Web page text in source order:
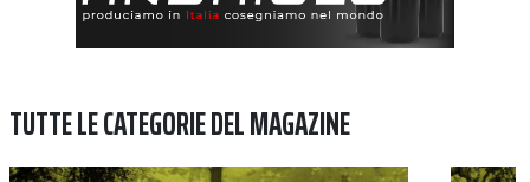
TUTTE LE CATEGORIE DEL MAGAZINE